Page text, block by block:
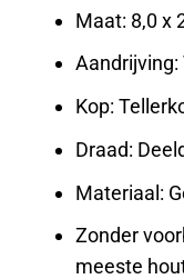
Maat: 8,0 x
Aandrijving:
Kop:
Draad:
Materiaal:
Zonder
meeste